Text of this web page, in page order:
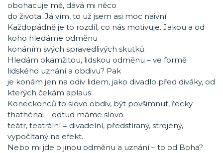
obohacuje mě, dává mi něco
do života. Já vím, to už jsem asi moc naivní.
Každopádně je to rozdíl, co nás motivuje. Jakou a od
koho hledáme odměnu
konáním svých spravedlivých skutků.
Hledám okamžitou, lidskou odměnu – ve formě
lidského uznání a obdivu? Pak
je konám jen na odiv lidem, jako divadlo před diváky, od
kterých čekám aplaus.
Koneckonců to slovo obdiv, být povšimnut, řecky
thathénai – odtud máme slovo
teátr, teatrální = divadelní, předstíraný, strojený,
vypočítaný na efekt.
Nebo mi jde o jinou odměnu a uznání – to od Boha?